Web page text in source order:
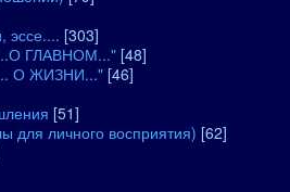
эссе.... [303]
ГЛАВНОМ..." [48]
О ЖИЗНИ..." [46]
[51]
для личного восприятия) [62]